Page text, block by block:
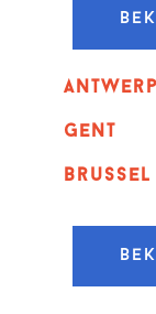
GENT
Brussel